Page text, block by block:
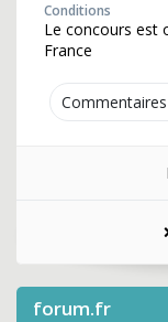
Commentaires
Conditions
Le concours est
France
forum.fr